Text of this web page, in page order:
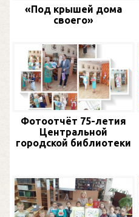
«Под крышей дома
своего»
Фотоотчёт 75-летия
Центральной
городской библиотеки